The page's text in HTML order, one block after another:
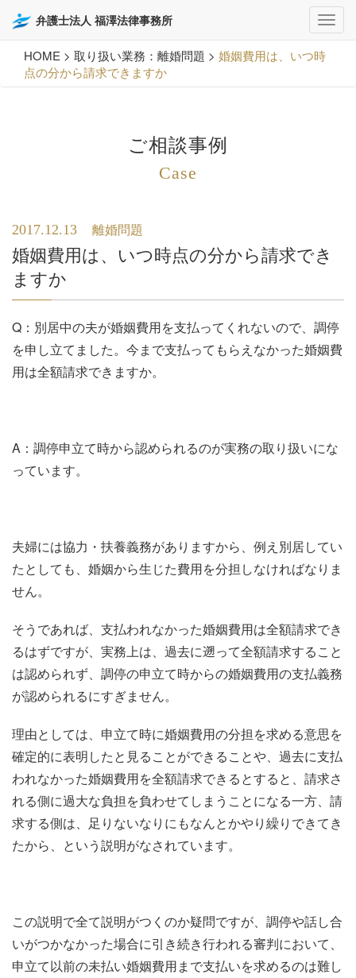
弁護士法人 福澤法律事務所
HOME > 取り扱い業務：離婚問題 > 婚姻費用は、いつ時
点の分から請求できますか
ご相談事例
Case
2017.12.13 離婚問題
婚姻費用は、いつ時点の分から請求でき
ますか
Q：別居中の夫が婚姻費用を支払ってくれないので、調停
を申し立てました。今まで支払ってもらえなかった婚姻費
用は全額請求できますか。
A：調停申立て時から認められるのが実務の取り扱いにな
っています。
夫婦には協力・扶養義務がありますから、例え別居してい
たとしても、婚姻から生じた費用を分担しなければなりま
せん。
そうであれば、支払われなかった婚姻費用は全額請求でき
るはずですが、実務上は、過去に遡って全額請求すること
は認められず、調停の申立て時からの婚姻費用の支払義務
が認められるにすぎません。
理由としては、申立て時に婚姻費用の分担を求める意思を
確定的に表明したと見ることができることや、過去に支払
われなかった婚姻費用を全額請求できるとすると、請求さ
れる側に過大な負担を負わせてしまうことになる一方、請
求する側は、足りないなりにもなんとかやり繰りできてき
たから、という説明がなされています。
この説明で全て説明がつくのか疑問ですが、調停や話し合
いがつかなかった場合に引き続き行われる審判において、
申立て以前の未払い婚姻費用まで支払いを求めるのは難し